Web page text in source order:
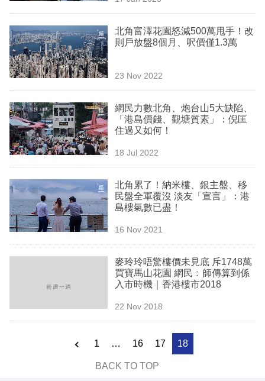
技
職
場
生
時
事
欄
訂
閱
區
北角富澤花園怒減500萬甩手！改
則戶放盤8個月、呎價僅1.3萬
23 Nov 2022
網民力數北角、炮台山5大缺陷、
「港島價錢、觀塘質素」：倪匡
住過又如何！
18 Jul 2022
北角累了！納米樓、銀主盤、移
民盤全軍覆沒 淡友「宣言」：港
島樓氣數已盡！
16 Nov 2021
麥玲玲唔驚樓價未見底 斥1748萬
買寶馬山花園 網民﹕師傳算到係
入市時機｜香港樓市2018
22 Nov 2018
1 … 16 17 18
BACK TO TOP